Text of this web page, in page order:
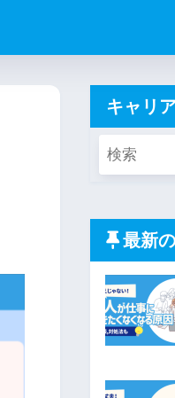
キャリ
最新